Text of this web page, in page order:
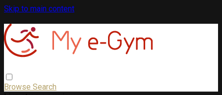
Skip to main content
Browse Search